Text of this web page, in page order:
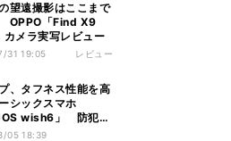
望遠撮影はここまで
OPPO「Find X9
メラ実写レビュー
31 19:05 レビュー
、タフネス性能を高
シックスマホ
wish6」 防犯性
05 18:39